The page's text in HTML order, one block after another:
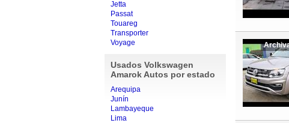
Jetta
Passat
Touareg
Transporter
Voyage
Usados Volkswagen
Amarok Autos por estado
Arequipa
Junín
Lambayeque
Lima